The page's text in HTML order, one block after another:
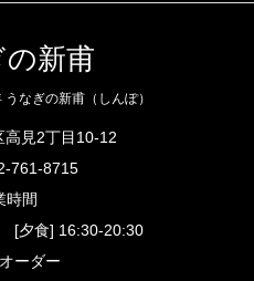
の新甫
なぎの新甫（しんぽ）
高見2丁目10-12
761-8715
時間
[夕食] 16:30-20:30
ーダー